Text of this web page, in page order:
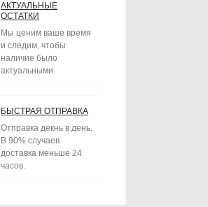
АКТУАЛЬНЫЕ
ОСТАТКИ
Мы ценим ваше время
и следим, чтобы
наличие было
актуальными.
БЫСТРАЯ ОТПРАВКА
Отправка декнь в день.
В 90% случаев
доставка меньше 24
часов.